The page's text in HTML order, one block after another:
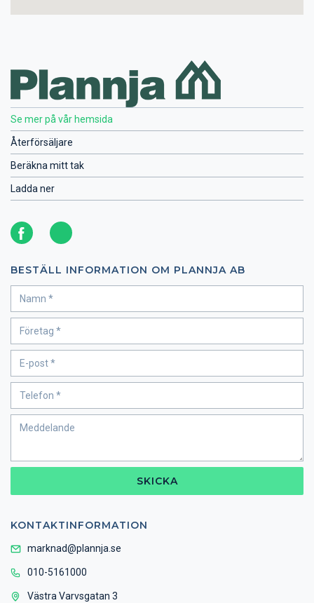
Se mer på vår hemsida
Återförsäljare
Beräkna mitt tak
Ladda ner
BESTÄLL INFORMATION OM PLANNJA AB
SKICKA
KONTAKTINFORMATION
marknad@plannja.se
010-5161000
Västra Varvsgatan 3